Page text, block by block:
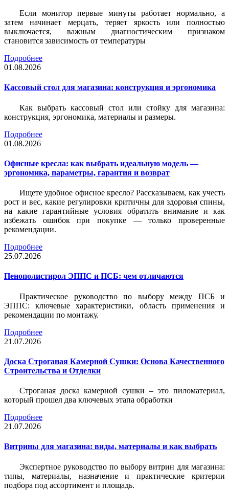
Если монитор первые минуты работает нормально, а
затем начинает мерцать, теряет яркость или полностью
выключается, важным диагностическим признаком
становится зависимость от температуры
Подробнее
01.08.2026
Кассовый стол для магазина: конструкция и эргономика
Как выбрать кассовый стол или стойку для магазина:
конструкция, эргономика, материалы и размеры.
Подробнее
01.08.2026
Офисные кресла: как выбрать идеальную модель —
эргономика, параметры, гарантия и возврат
Ищете удобное офисное кресло? Рассказываем, как учесть
рост и вес, какие регулировки критичны для здоровья спины,
на какие гарантийные условия обратить внимание и как
избежать ошибок при покупке — только проверенные
рекомендации.
Подробнее
25.07.2026
Пенополистирол ЭППС и ПСБ: чем отличаются
Практическое руководство по выбору между ПСБ и
ЭППС: ключевые характеристики, область применения и
рекомендации по монтажу.
Подробнее
21.07.2026
Доска Строганая Камерной Сушки: Основа Качественного
Строительства и Отделки
Строганая доска камерной сушки – это пиломатериал,
который прошел два ключевых этапа обработки
Подробнее
21.07.2026
Витрины для магазина: виды, материалы и как выбрать
Экспертное руководство по выбору витрин для магазина:
типы, материалы, назначение и практические критерии
подбора под ассортимент и площадь.